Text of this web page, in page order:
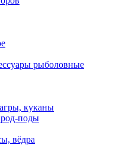
рыболовные
куканы
поды
вёдра